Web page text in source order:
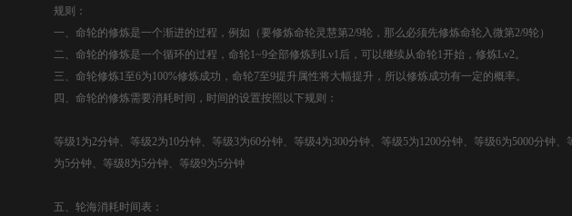
规则：
一、命轮的修炼是一个渐进的过程，例如（要修炼命轮灵慧第2/9轮，那么必须先修炼命轮入微第2/9轮）
二、命轮的修炼是一个循环的过程，命轮1~9全部修炼到Lv1后，可以继续从命轮1开始，修炼Lv2。
三、命轮修炼1至6为100%修炼成功，命轮7至9提升属性将大幅提升，所以修炼成功有一定的概率。
四、命轮的修炼需要消耗时间，时间的设置按照以下规则：
等级1为2分钟、等级2为10分钟、等级3为60分钟、等级4为300分钟、等级5为1200分钟、等级6为5000分钟、
为5分钟、等级8为5分钟、等级9为5分钟
五、轮海消耗时间表：